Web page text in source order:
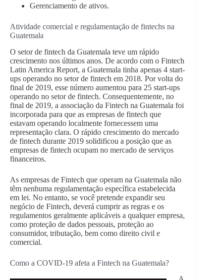
Gerenciamento de ativos.
Atividade comercial e regulamentação de fintechs na
Guatemala
O setor de fintech da Guatemala teve um rápido
crescimento nos últimos anos. De acordo com o Fintech
Latin America Report, a Guatemala tinha apenas 4 start-
ups operando no setor de fintech em 2018. Por volta do
final de 2019, esse número aumentou para 25 start-ups
operando no setor de fintech. Consequentemente, no
final de 2019, a associação da Fintech na Guatemala foi
incorporada para que as empresas de fintech que
estavam operando localmente fornecessem uma
representação clara. O rápido crescimento do mercado
de fintech durante 2019 solidificou a posição que as
empresas de fintech ocupam no mercado de serviços
financeiros.
As empresas de Fintech que operam na Guatemala não
têm nenhuma regulamentação específica estabelecida
em lei. No entanto, se você pretende expandir seu
negócio de Fintech, deverá cumprir as regras e os
regulamentos geralmente aplicáveis a qualquer empresa,
como proteção de dados pessoais, proteção ao
consumidor, tributação, bem como direito civil e
comercial.
Como a COVID-19 afeta a Fintech na Guatemala?